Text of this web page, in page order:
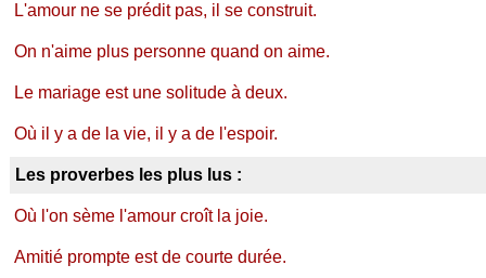
L'amour ne se prédit pas, il se construit.
On n'aime plus personne quand on aime.
Le mariage est une solitude à deux.
Où il y a de la vie, il y a de l'espoir.
Les proverbes les plus lus :
Où l'on sème l'amour croît la joie.
Amitié prompte est de courte durée.